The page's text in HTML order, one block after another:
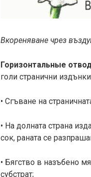
Вкореняване чрез
Горизонтальные
голи странични
• Сгъване на
• На долната страна
сок, раната се
• Бягство в назъбено
субстрат;